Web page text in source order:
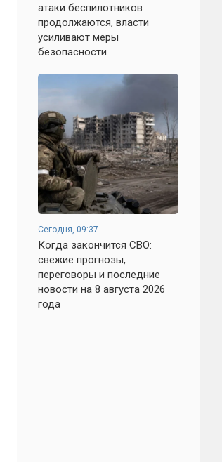
атаки беспилотников
продолжаются, власти
усиливают меры
безопасности
Сегодня, 09:37
Когда закончится СВО:
свежие прогнозы,
переговоры и последние
новости на 8 августа 2026
года